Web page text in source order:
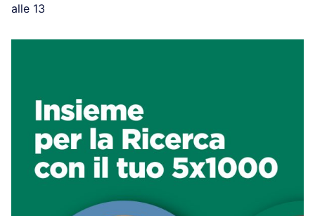
alle 13